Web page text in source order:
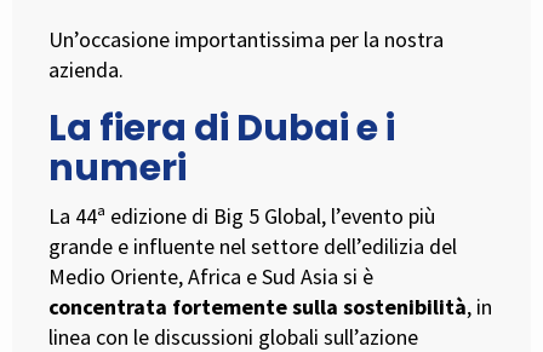
Un’occasione importantissima per la nostra
azienda.
La fiera di Dubai e i
numeri
La 44ª edizione di Big 5 Global, l’evento più
grande e influente nel settore dell’edilizia del
Medio Oriente, Africa e Sud Asia si è
concentrata fortemente sulla sostenibilità, in
linea con le discussioni globali sull’azione